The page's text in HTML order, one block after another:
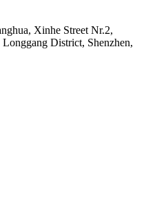
Xinhe Street Nr.2,
District, Shenzhen,